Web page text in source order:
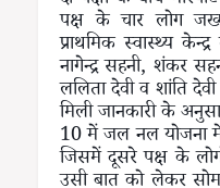
पक्ष के चार लोग
प्राथमिक स्वास्थ्य
नागेन्द्र सहनी, शंकर
ललिता देवी व शांति
मिली जानकारी के
10 में जल नल योजना
जिसमें दूसरे पक्ष के